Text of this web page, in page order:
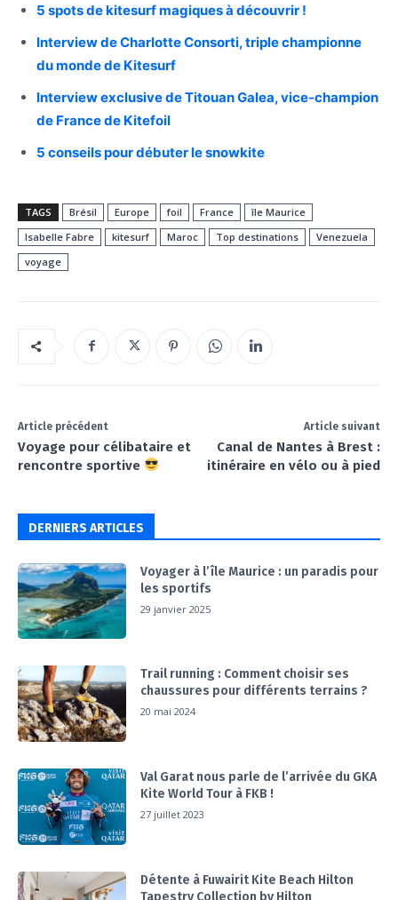
5 spots de kitesurf magiques à découvrir !
Interview de Charlotte Consorti, triple championne
du monde de Kitesurf
Interview exclusive de Titouan Galea, vice-champion
de France de Kitefoil
5 conseils pour débuter le snowkite
TAGS Brésil Europe foil France
île Maurice
Isabelle Fabre
kitesurf Maroc Top destinations
Venezuela
voyage
Article précédent
Voyage pour célibataire et
rencontre sportive
Article suivant
Canal de Nantes à Brest :
itinéraire en vélo ou à pied
DERNIERS ARTICLES
Voyager à l’île Maurice : un paradis pour
les sportifs
29 janvier 2025
Trail running : Comment choisir ses
chaussures pour différents terrains ?
20 mai 2024
Val Garat nous parle de l’arrivée du GKA
Kite World Tour à FKB !
27 juillet 2023
Détente à Fuwairit Kite Beach Hilton
Tapestry Collection by Hilton